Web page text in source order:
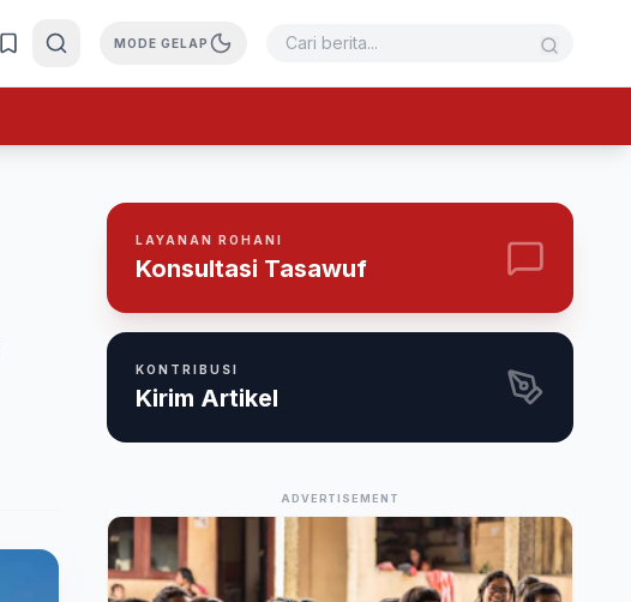
MODE GELAP
LAYANAN ROHANI
Konsultasi Tasawuf
KONTRIBUSI
Kirim Artikel
ADVERTISEMENT